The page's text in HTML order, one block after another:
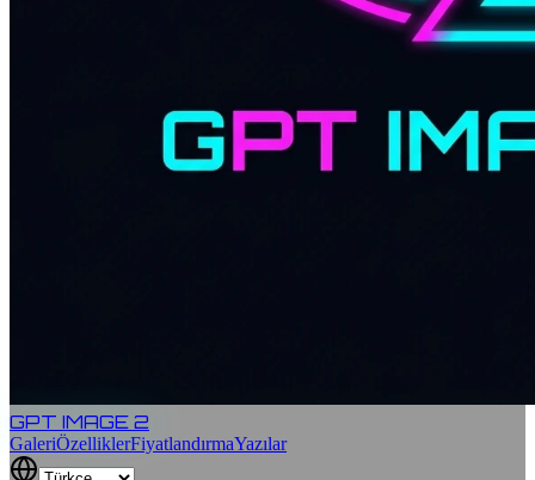
GPT IMAGE 2
GaleriÖzelliklerFiyatlandırmaYazılar